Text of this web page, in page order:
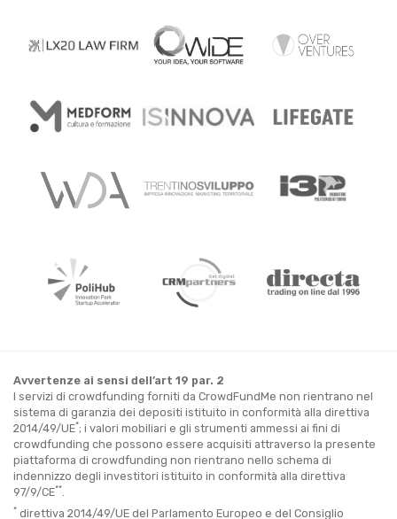
Avvertenze ai sensi dell’art 19 par. 2
I servizi di crowdfunding forniti da CrowdFundMe non rientrano nel
sistema di garanzia dei depositi istituito in conformità alla direttiva
2014/49/UE*; i valori mobiliari e gli strumenti ammessi ai fini di
crowdfunding che possono essere acquisiti attraverso la presente
piattaforma di crowdfunding non rientrano nello schema di
indennizzo degli investitori istituito in conformità alla direttiva
97/9/CE**
* direttiva 2014/49/UE del Parlamento Europeo e del Consiglio